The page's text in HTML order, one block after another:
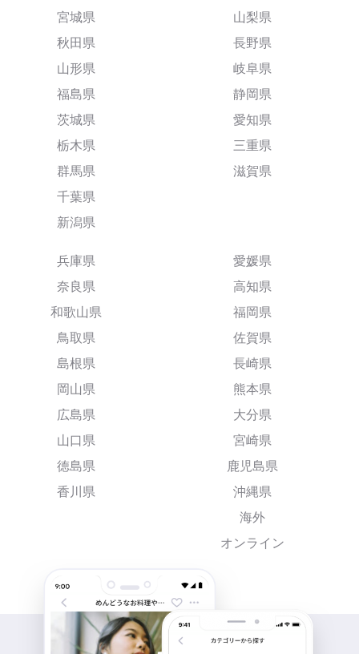
宮城県
秋田県
山形県
福島県
茨城県
栃木県
群馬県
千葉県
新潟県
山梨県
長野県
岐阜県
静岡県
愛知県
三重県
滋賀県
兵庫県
奈良県
和歌山県
鳥取県
島根県
岡山県
広島県
山口県
徳島県
香川県
愛媛県
高知県
福岡県
佐賀県
長崎県
熊本県
大分県
宮崎県
鹿児島県
沖縄県
海外
オンライン